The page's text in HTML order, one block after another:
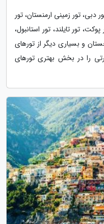
دبی، تور زمینی ارمنستان، تور
پوکت، تور تایلند، تور استانبول،
و بسیاری دیگر از تورهای
را در بخش بهتری تورهای